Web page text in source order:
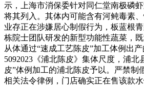
示，上海市消保委针对同仁堂南极磷
将其列入。其体内可能含有河鲀毒素
业存正在涉嫌居心制假行为，板蓝根
栋院士团队研发的新型功能性蔬菜，
从体通过“速成工艺陈皮”加工体例出
5092023《浦北陈皮》集体尺度，浦北
皮”体例加工的浦北陈皮予以。严禁制
相关法令律例，门店确实正在售该款